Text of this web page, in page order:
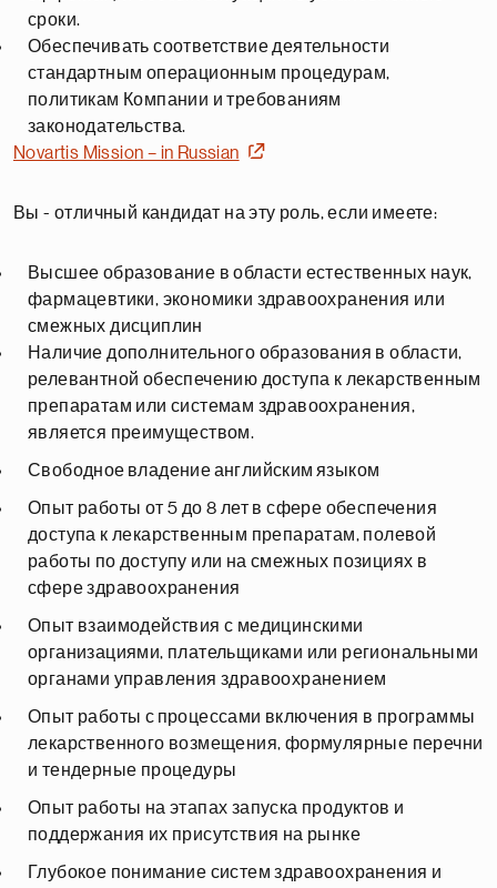
сроки.
Обеспечивать соответствие деятельности
стандартным операционным процедурам,
политикам Компании и требованиям
законодательства.
Novartis Mission – in Russian
Вы - отличный кандидат на эту роль, если имеете:
Высшее образование в области естественных наук,
фармацевтики, экономики здравоохранения или
смежных дисциплин
Наличие дополнительного образования в области,
релевантной обеспечению доступа к лекарственным
препаратам или системам здравоохранения,
является преимуществом.
Свободное владение английским языком
Опыт работы от 5 до 8 лет в сфере обеспечения
доступа к лекарственным препаратам, полевой
работы по доступу или на смежных позициях в
сфере здравоохранения
Опыт взаимодействия с медицинскими
организациями, плательщиками или региональными
органами управления здравоохранением
Опыт работы с процессами включения в программы
лекарственного возмещения, формулярные перечни
и тендерные процедуры
Опыт работы на этапах запуска продуктов и
поддержания их присутствия на рынке
Глубокое понимание систем здравоохранения и